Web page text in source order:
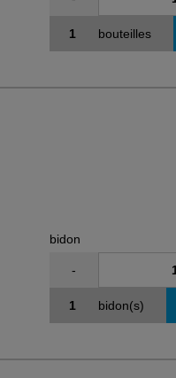
bouteilles
bidon
-
bidon(s)